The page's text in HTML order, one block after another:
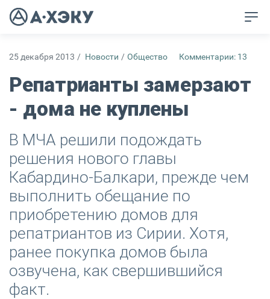
25 декабря 2013 / Новости / Общество Комментарии: 13
Репатрианты замерзают
- дома не куплены
В МЧА решили подождать
решения нового главы
Кабардино-Балкари, прежде чем
выполнить обещание по
приобретению домов для
репатриантов из Сирии. Хотя,
ранее покупка домов была
озвучена, как свершившийся
факт.